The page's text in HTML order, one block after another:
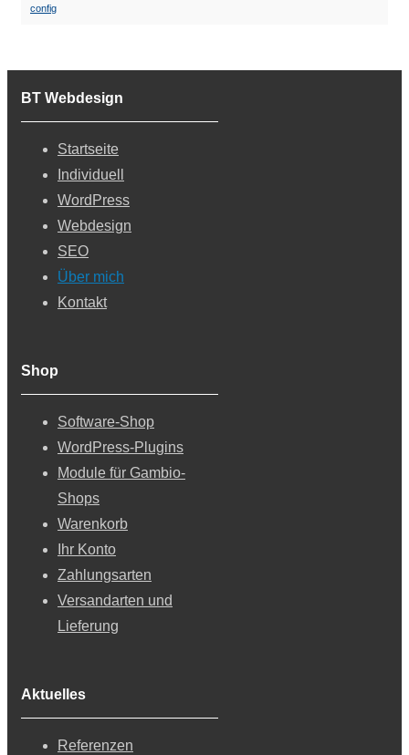
config
BT Webdesign
Startseite
Individuell
WordPress
Webdesign
SEO
Über mich
Kontakt
Shop
Software-Shop
WordPress-Plugins
Module für Gambio-
Shops
Warenkorb
Ihr Konto
Zahlungsarten
Versandarten und
Lieferung
Aktuelles
Referenzen